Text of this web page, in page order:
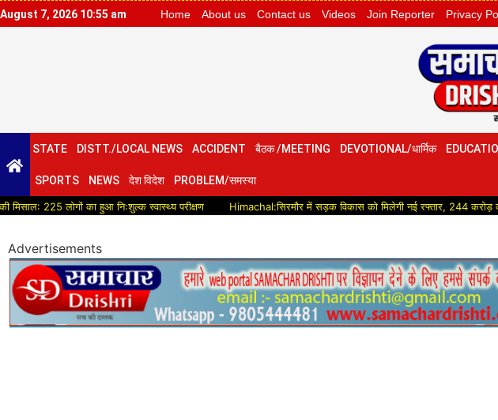
August 7, 2026 10:55 am Home About us Contact us Videos Join Reporter Privacy
STATE DISTT./LOCAL NEWS ACCIDENT बैठक /MEETING DEVOTIONAL/धार्मिक
SPORTS NEWS देश विदेश PROBLEM/समस्या
का हुआ निःशुल्क स्वास्थ्य परीक्षण Himachal:सिरमौर में सड़क विकास को मिलेगी नई रफ्तार, 244 करोड़ की परियोजनाओं
Advertisements